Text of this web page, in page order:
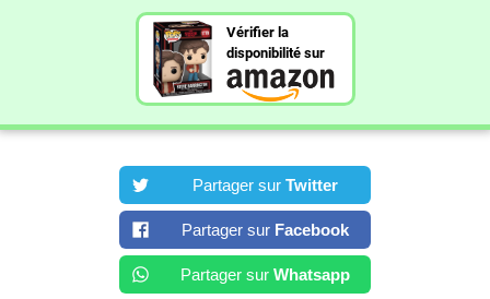
Vérifier la
disponibilité sur
Partager sur Twitter
Partager sur Facebook
Partager sur Whatsapp